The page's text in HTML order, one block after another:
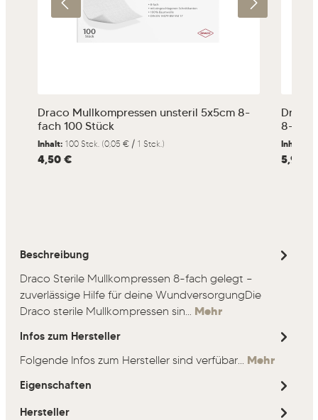
Draco Mullkompressen unsteril 5x5cm 8-
fach 100 Stück
Inhalt: 100 Stck. (0,05 € / 1 Stck.)
Regulärer Preis:
4,50 €
Draco
8-fach
Inhalt:
5,95 €
Beschreibung
Draco Sterile Mullkompressen 8-fach gelegt –
zuverlässige Hilfe für deine WundversorgungDie
Draco sterile Mullkompressen sin… Mehr
Infos zum Hersteller
Folgende Infos zum Hersteller sind verfübar... Mehr
Eigenschaften
Hersteller